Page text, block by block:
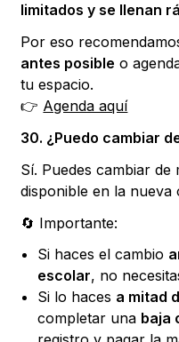
limitados y se llenan
Por eso
antes posible o
tu espacio.
👉 Agenda aquí
30. ¿Puedo cambiar
Sí. Puedes cambiar de
disponible en la nueva
🔄 Importante:
Si haces el cambio
escolar, no
Si lo haces a mitad
completar una baja